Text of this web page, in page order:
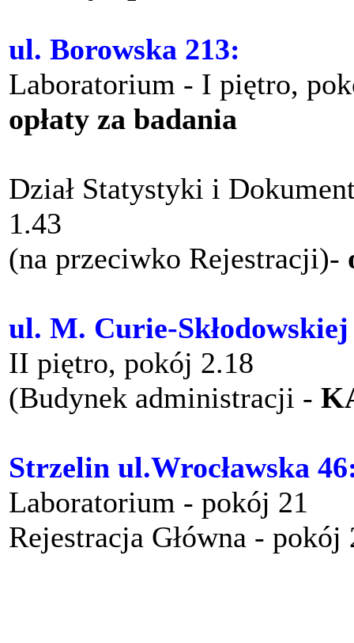
ul. Borowska 213:
Laboratorium - I piętro,
opłaty za badania
Dział Statystyki i
1.43
(na przeciwko Rejestracji)-
ul. M. Curie-Skłodowskiej
II piętro, pokój 2.18
(Budynek administracji -
Strzelin ul.Wrocławska
Laboratorium - pokój 21
Rejestracja Główna -